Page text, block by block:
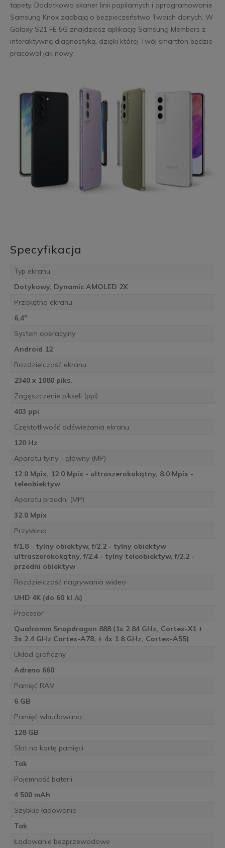
tapety. Dodatkowo skaner linii papilarnych i oprogramowanie
Samsung Knox zadbają o bezpieczeństwo Twoich danych. W
Galaxy S21 FE 5G znajdziesz aplikację Samsung Members z
interaktywną diagnostyką, dzięki której Twój smartfon będzie
pracował jak nowy.
Specyfikacja
Typ ekranu
Dotykowy, Dynamic AMOLED 2X
Przekątna ekranu
6,4"
System operacyjny
Android 12
Rozdzielczość ekranu
2340 x 1080 piks.
Zagęszczenie pikseli (ppi)
403 ppi
Częstotliwość odświeżania ekranu
120 Hz
Aparatu tylny - główny (MP)
12.0 Mpix, 12.0 Mpix - ultraszerokokątny, 8.0 Mpix -
teleobiektyw
Aparatu przedni (MP)
32.0 Mpix
Przysłona
f/1.8 - tylny obiektyw, f/2.2 - tylny obiektyw
ultraszerokokątny, f/2.4 - tylny teleobiektyw, f/2.2 -
przedni obiektyw
Rozdzielczość nagrywania wideo
UHD 4K (do 60 kl./s)
Procesor
Qualcomm Snapdragon 888 (1x 2.84 GHz, Cortex-X1 +
3x 2.4 GHz Cortex-A78, + 4x 1.8 GHz, Cortex-A55)
Układ graficzny
Adreno 660
Pamięć RAM
6 GB
Pamięć wbudowana
128 GB
Slot na kartę pamięci
Tak
Pojemność baterii
4 500 mAh
Szybkie ładowanie
Tak
Ładowanie bezprzewodowe